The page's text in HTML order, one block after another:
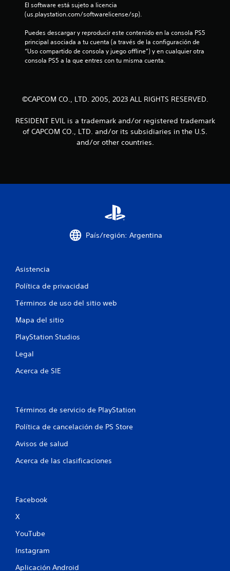
e
a
s
e
El software está sujeto a licencia
(us.playstation.com/softwarelicense/sp).
Puedes descargar y reproducir este contenido en la consola PS5
principal asociada a tu cuenta (a través de la configuración de
“Uso compartido de consola y juego offline”) y en cualquier otra
consola PS5 a la que entres con tu misma cuenta.
©CAPCOM CO., LTD. 2005, 2023 ALL RIGHTS RESERVED.
RESIDENT EVIL is a trademark and/or registered trademark
of CAPCOM CO., LTD. and/or its subsidiaries in the U.S.
and/or other countries.
País/región: Argentina
Asistencia
Política de privacidad
Términos de uso del sitio web
Mapa del sitio
PlayStation Studios
Legal
Acerca de SIE
Términos de servicio de PlayStation
Política de cancelación de PS Store
Avisos de salud
Acerca de las clasificaciones
Facebook
X
YouTube
Instagram
Aplicación Android